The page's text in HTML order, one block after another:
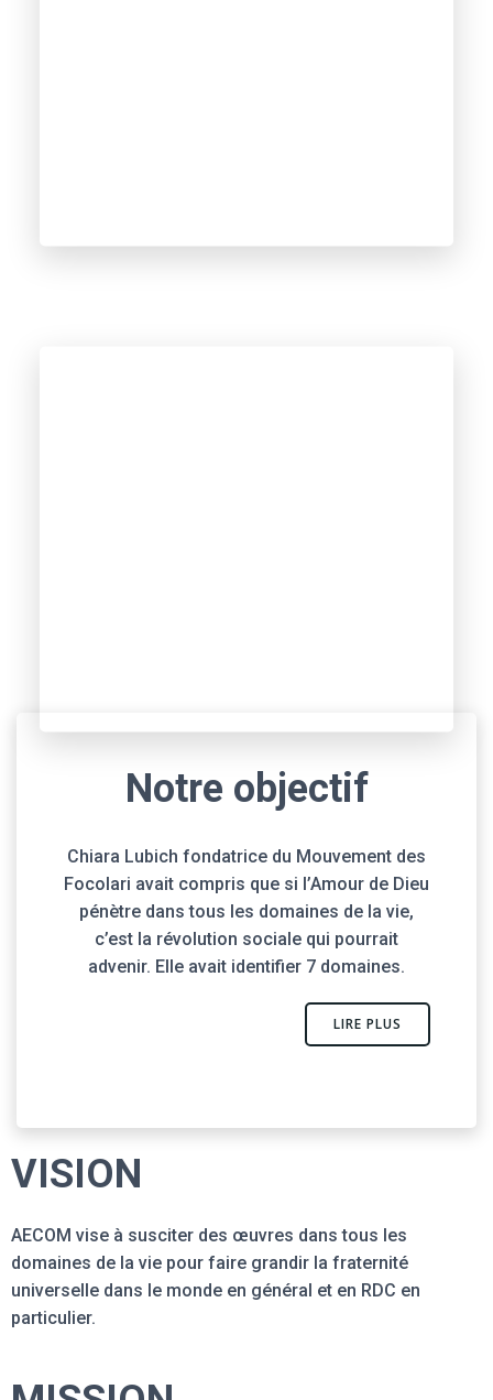
Notre objectif
Chiara Lubich fondatrice du Mouvement des
Focolari avait compris que si l’Amour de Dieu
pénètre dans tous les domaines de la vie,
c’est la révolution sociale qui pourrait
advenir. Elle avait identifier 7 domaines.
LIRE PLUS
VISION
AECOM vise à susciter des œuvres dans tous les
domaines de la vie pour faire grandir la fraternité
universelle dans le monde en général et en RDC en
particulier.